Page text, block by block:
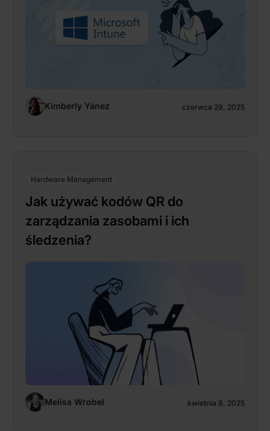
Kimberly Yánez czerwca 29, 2025
Hardware Management
Jak używać kodów QR do
zarządzania zasobami i ich
śledzenia?
Melisa Wrobel kwietnia 8, 2025